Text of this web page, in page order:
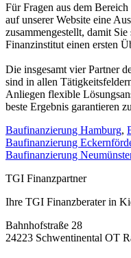
Für Fragen aus dem Bereich
auf unserer Website eine
zusammengestellt, damit
Finanzinstitut einen ersten
Die insgesamt vier Partner
sind in allen
Anliegen flexible
beste Ergebnis garantieren
Baufinanzierung Hamburg,
Baufinanzierung
Baufinanzierung
TGI Finanzpartner
Ihre TGI Finanzberater in
Bahnhofstraße 28
24223 Schwentinental OT